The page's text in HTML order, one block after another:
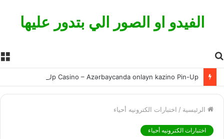
الفيدو او الصور الي بتدور عليها
عن
Pin Up Casino – Azərbaycanda onlayn kazino Pin-Up
الرئيسية / اختبارات الكترونيه أحياء
اختبارات الكترونيه أحياء